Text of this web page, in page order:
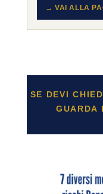
→ VAI ALLA
SE DEVI
GUARDA